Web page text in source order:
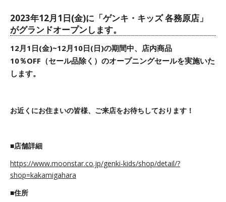
2023年12月1日(金)に「ゲンキ・キッズ 各務原店」
がグランドオープンします。
12月1 日(金)~12月10日(日)の期間中、店内商品
10％OFF （セール品除く）のオープニングセールを実施いた
します。
お近くにお住まいの皆様、ご来店をお待ちしております！
■店舗詳細
https://www.moonstar.co.jp/genki-kids/shop/detail/?
shop=kakamigahara
■住所